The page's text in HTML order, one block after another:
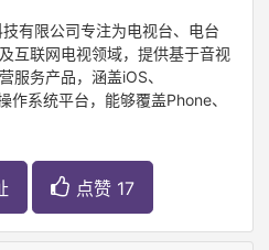
有限公司专注为电视台、电台
互联网电视领域，提供基于音视
服务产品，涵盖iOS、
系统平台，能够覆盖Phone、
点赞 17